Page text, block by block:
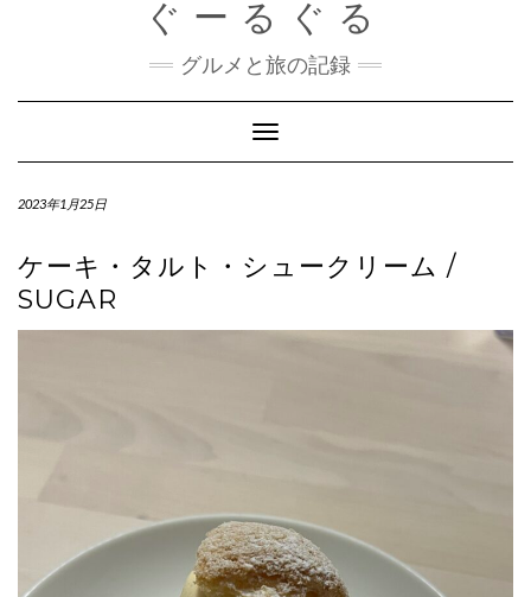
ぐーるぐる
グルメと旅の記録
Toggle
Navigation
2023年1月25日
ケーキ・タルト・シュークリーム /
SUGAR